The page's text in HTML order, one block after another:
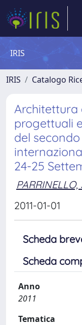
IRIS
IRIS Catalogo
Architettura
progettuali
del
24-25
2011-01-01
Scheda
Scheda
Anno
2011
Tematica